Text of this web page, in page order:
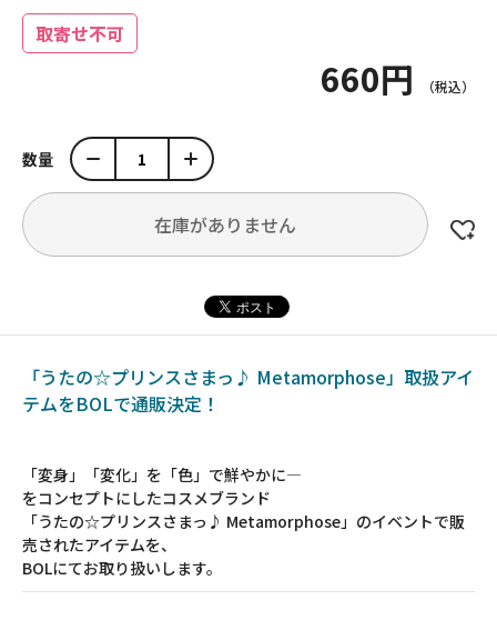
取寄せ不可
660円
数量
在庫がありません
「うたの☆プリンスさまっ♪ Metamorphose」取扱アイ
テムをBOLで通販決定！
「変身」「変化」を「色」で鮮やかに―
をコンセプトにしたコスメブランド
「うたの☆プリンスさまっ♪ Metamorphose」のイベントで販
売されたアイテムを、
BOLにてお取り扱いします。